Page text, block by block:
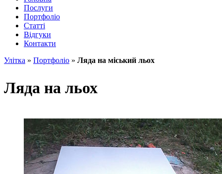
Послуги
Портфоліо
Статті
Відгуки
Контакти
Улітка » Портфоліо » Ляда на міський льох
Ляда на льох